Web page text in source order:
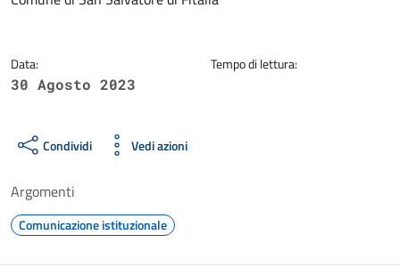
Data:
30 Agosto 2023
Tempo di lettura:
Condividi Vedi azioni
Argomenti
Comunicazione istituzionale